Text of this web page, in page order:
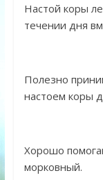
Настой коры
течении дня
Полезно
настоем коры
Хорошо
морковный.